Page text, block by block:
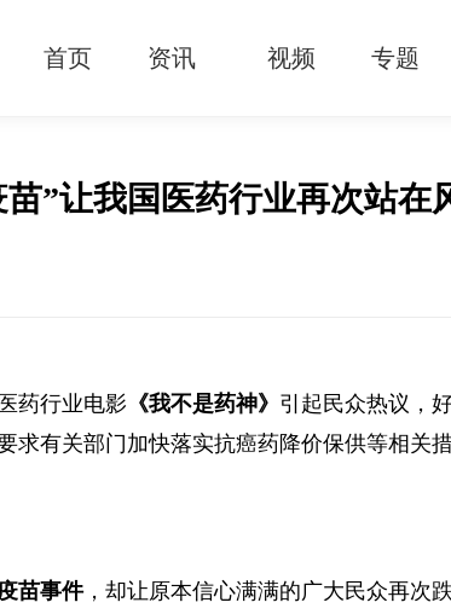
首页 资讯 视频 专题
苗”让我国医药行业再次站在
药行业电影 《我不是药神》 引起民众热议，
求有关部门加快落实抗癌药降价保供等相关措
苗事件，却让原本信心满满的广大民众再次